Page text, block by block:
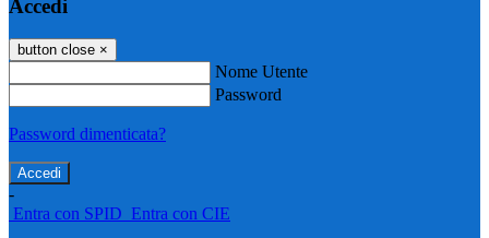
Accedi
button close ×
Nome Utente
Password
Password dimenticata?
-
Entra con SPID Entra con CIE